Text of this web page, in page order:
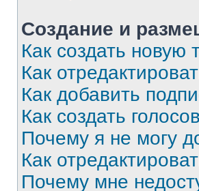
Создание и
Как создать новую
Как
Как добавить
Как создать
Почему я не могу
Как
Почему мне